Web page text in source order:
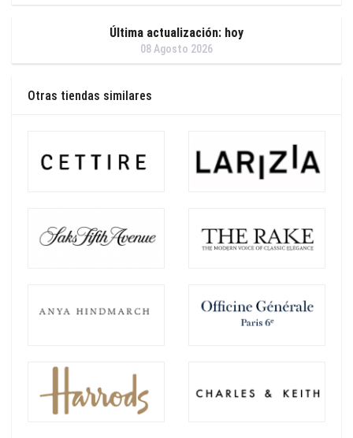
Última actualización: hoy
08 Agosto 2026
Otras tiendas similares